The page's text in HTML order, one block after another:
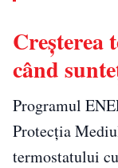
Creșterea
când
Programul
Protecția
termostatului